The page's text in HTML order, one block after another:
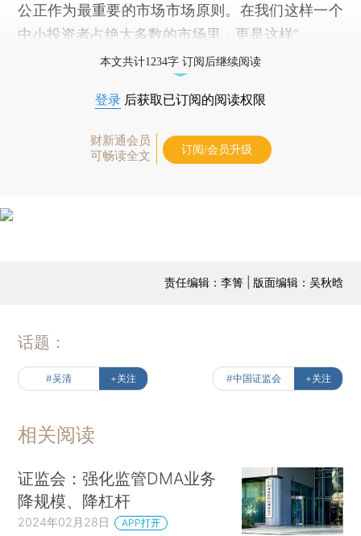
公正作为最重要的市场市场原则。在我们这样一个
中小投资者占绝大多数的市场里，更是这样”。
本文共计1234字 订阅后继续阅读
登录 后获取已订阅的阅读权限
财新通会员
可畅读全文
订阅/会员升级
责任编辑：李箐 | 版面编辑：吴秋晗
话题：
#吴清 +关注 #中国证监会 +关注
相关阅读
证监会：强化监管DMA业务
降规模、降杠杆
2024年02月28日 APP打开